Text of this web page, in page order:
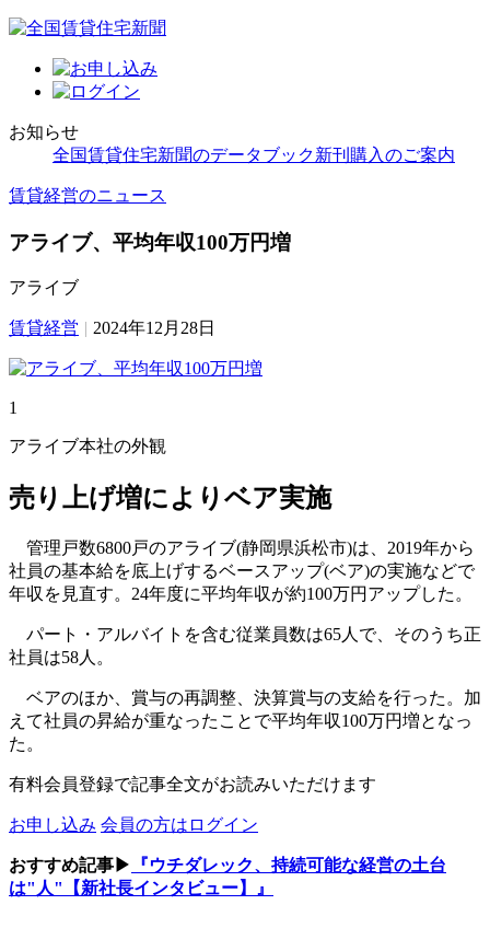
お知らせ
全国賃貸住宅新聞のデータブック新刊購入のご案内
賃貸経営のニュース
アライブ、平均年収100万円増
アライブ
賃貸経営 | 2024年12月28日
1
アライブ本社の外観
売り上げ増によりベア実施
管理戸数6800戸のアライブ(静岡県浜松市)は、2019年から
社員の基本給を底上げするベースアップ(ベア)の実施などで
年収を見直す。24年度に平均年収が約100万円アップした。
パート・アルバイトを含む従業員数は65人で、そのうち正
社員は58人。
ベアのほか、賞与の再調整、決算賞与の支給を行った。加
えて社員の昇給が重なったことで平均年収100万円増となっ
た。
有料会員登録で記事全文がお読みいただけます
お申し込み 会員の方はログイン
おすすめ記事▶
『ウチダレック、持続可能な経営の土台
は"人"【新社長インタビュー】』